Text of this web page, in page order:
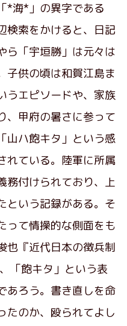
*海*」の異字である
検索をかけると、日記
ら「宇垣勝」は元々は
子供の頃は和賀江島ま
うエピソードや、家族
、甲府の暑さに参って
山ハ飽キタ」という感
れている。陸軍に所属
務付けられており、上
という記録がある。そ
って情操的な側面をも
也『近代日本の徴兵制
「飽キタ」という表
あろう。書き直しを命
たのか、殴られてよし